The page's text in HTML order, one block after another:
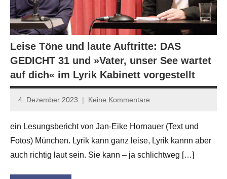
Leise Töne und laute Auftritte: DAS
GEDICHT 31 und »Vater, unser See wartet
auf dich« im Lyrik Kabinett vorgestellt
4. Dezember 2023
Jan-
Hornauer
für
dasgedichtblog
Keine Kommentare
ein Lesungsbericht von Jan-Eike Hornauer (Text und
Fotos) München. Lyrik kann ganz leise, Lyrik kannn aber
auch richtig laut sein. Sie kann – ja schlichtweg […]